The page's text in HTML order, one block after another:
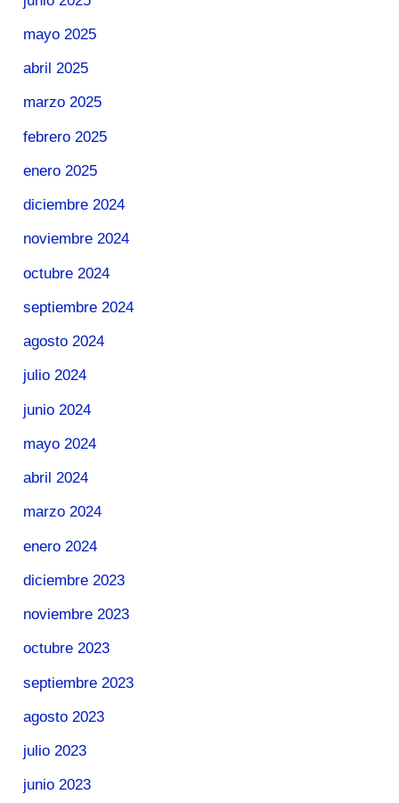
mayo 2025
abril 2025
marzo 2025
febrero 2025
enero 2025
diciembre 2024
noviembre 2024
octubre 2024
septiembre 2024
agosto 2024
julio 2024
junio 2024
mayo 2024
abril 2024
marzo 2024
enero 2024
diciembre 2023
noviembre 2023
octubre 2023
septiembre 2023
agosto 2023
julio 2023
junio 2023